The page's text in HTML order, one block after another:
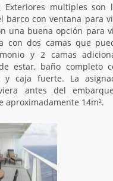
Exteriores multiples son
barco con ventana para
una buena opción para
con dos camas que
y 2 camas
estar, baño completo
y caja fuerte. La
antes del
aproximadamente 14m².